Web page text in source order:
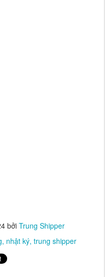
bởi Trung Shipper
nhật ký trung shipper